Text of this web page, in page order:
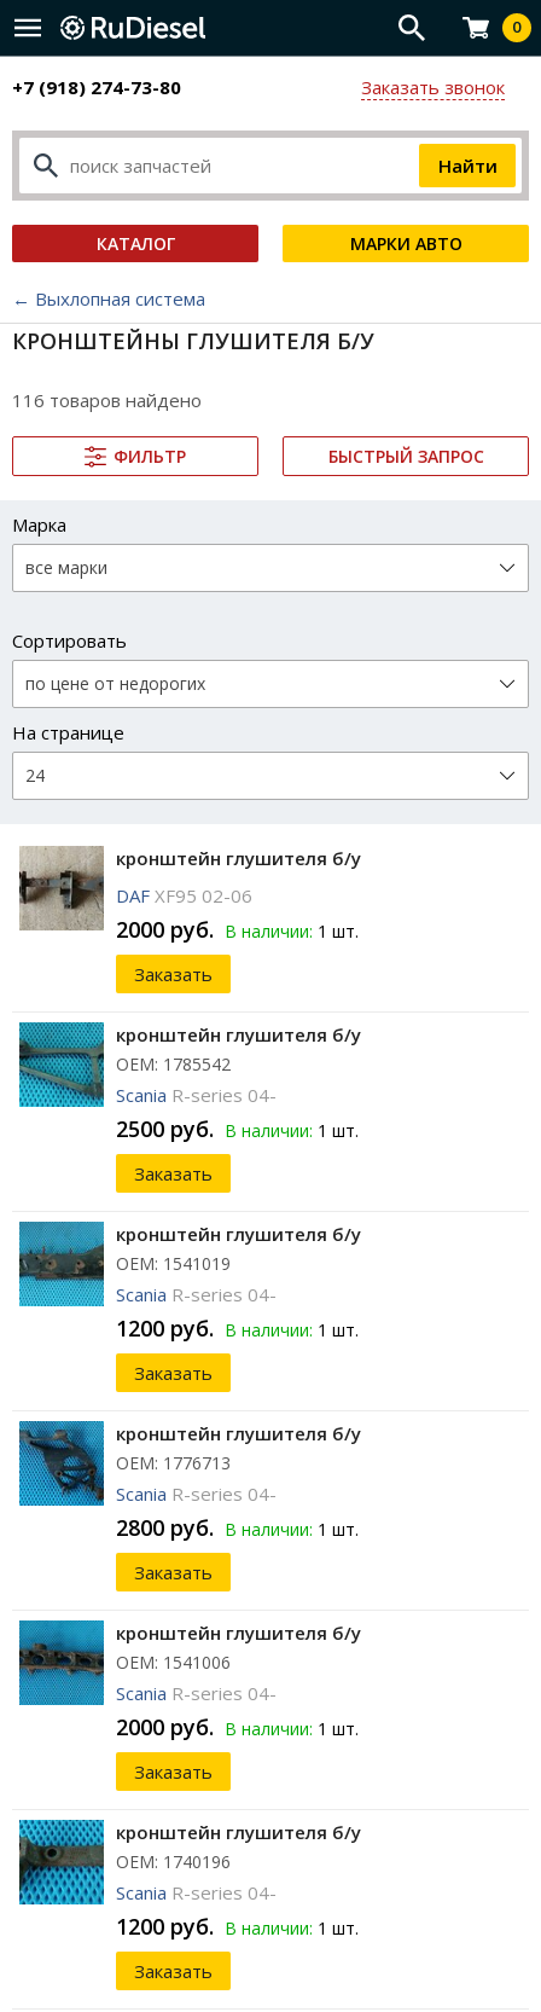
0
+7 (918) 274-73-80 Заказать звонок
КАТАЛОГ МАРКИ АВТО
← Выхлопная система
КРОНШТЕЙНЫ ГЛУШИТЕЛЯ Б/У
116 товаров найдено
ФИЛЬТР БЫСТРЫЙ ЗАПРОС
Марка
Сортировать
На странице
кронштейн глушителя б/у
DAF XF95 02-06
2000 руб. В наличии: 1 шт.
Заказать
кронштейн глушителя б/у
ОЕМ: 1785542
Scania R-series 04-
2500 руб. В наличии: 1 шт.
Заказать
кронштейн глушителя б/у
ОЕМ: 1541019
Scania R-series 04-
1200 руб. В наличии: 1 шт.
Заказать
кронштейн глушителя б/у
ОЕМ: 1776713
Scania R-series 04-
2800 руб. В наличии: 1 шт.
Заказать
кронштейн глушителя б/у
ОЕМ: 1541006
Scania R-series 04-
2000 руб. В наличии: 1 шт.
Заказать
кронштейн глушителя б/у
ОЕМ: 1740196
Scania R-series 04-
1200 руб. В наличии: 1 шт.
Заказать